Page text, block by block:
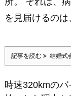
を見届けるの
記事を読む 結婚式
時速320kmの